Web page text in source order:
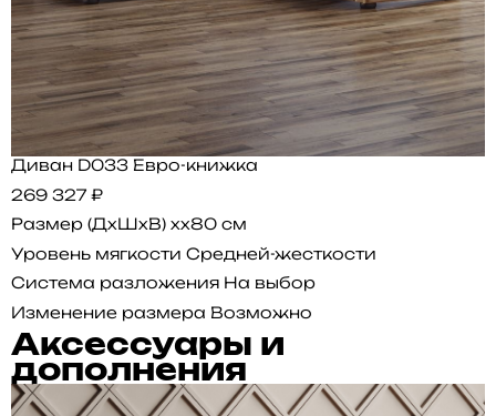
Диван D033 Евро-книжка
269 327 ₽
Размер (ДхШхВ) xx80 см
Уровень мягкости Средней-жесткости
Система разложения На выбор
Изменение размера Возможно
Аксессуары и
дополнения